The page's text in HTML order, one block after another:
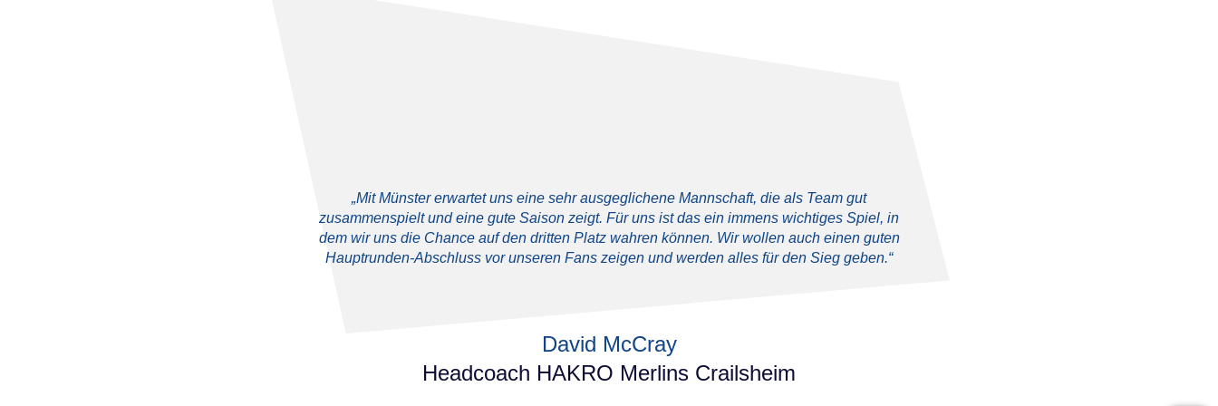
„Mit Münster erwartet uns eine sehr ausgeglichene Mannschaft, die als Team gut
zusammenspielt und eine gute Saison zeigt. Für uns ist das ein immens wichtiges Spiel, in
dem wir uns die Chance auf den dritten Platz wahren können. Wir wollen auch einen guten
Hauptrunden-Abschluss vor unseren Fans zeigen und werden alles für den Sieg geben.“
David McCray
Headcoach HAKRO Merlins Crailsheim